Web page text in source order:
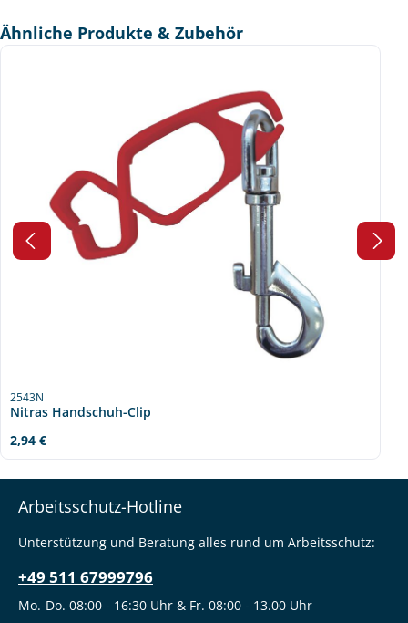
Produktgalerie überspringen
Ähnliche Produkte & Zubehör
2543N
Nitras Handschuh-Clip
Regulärer Preis:
2,94 €
Arbeitsschutz-Hotline
Unterstützung und Beratung alles rund um Arbeitsschutz:
+49 511 67999796
Mo.-Do. 08:00 - 16:30 Uhr & Fr. 08:00 - 13.00 Uhr